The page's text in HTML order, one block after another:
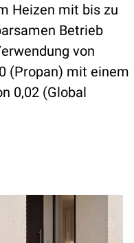
Heizen mit bis zu
Betrieb
von
(Propan) mit einem
0,02 (Global